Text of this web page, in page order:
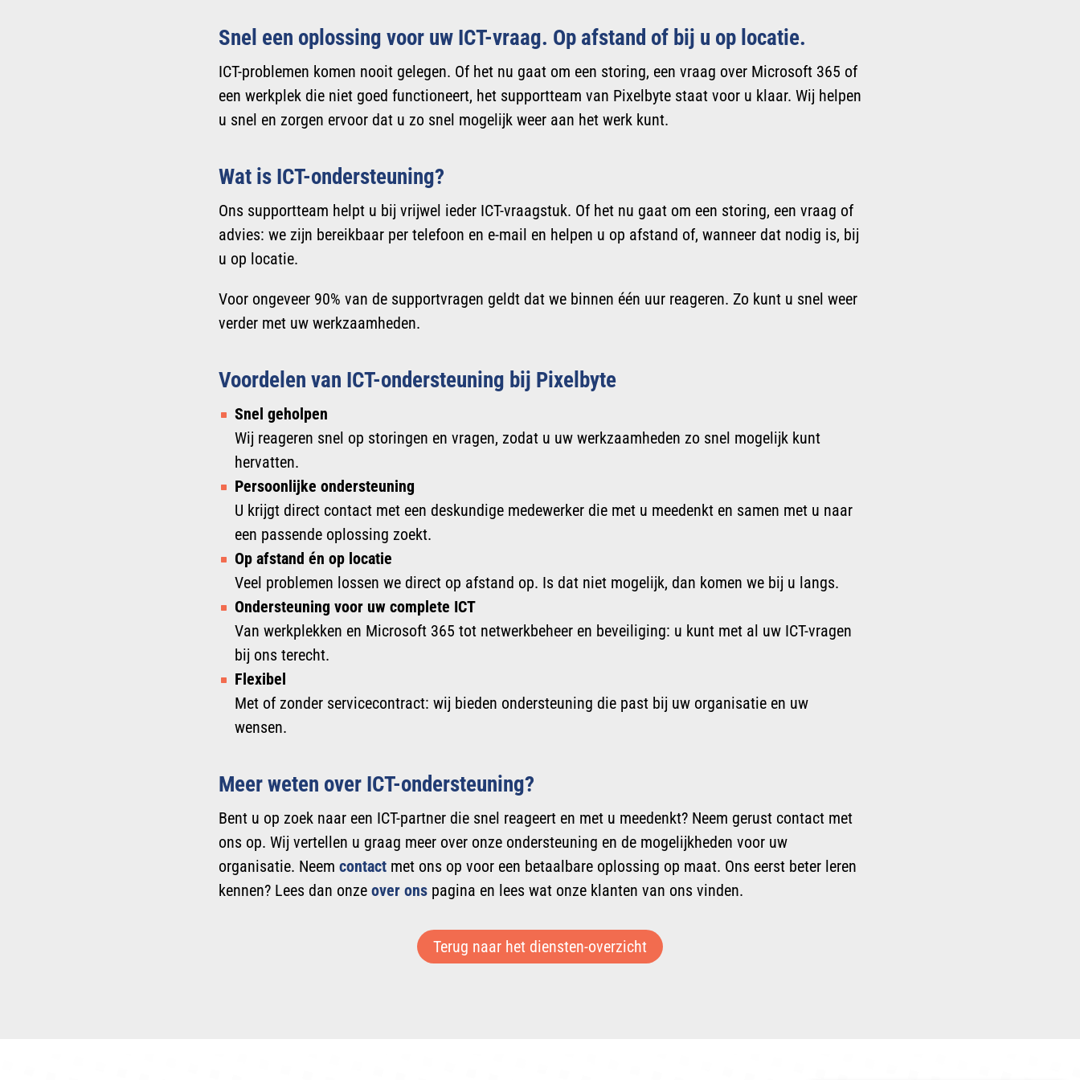
Snel een oplossing voor uw ICT-vraag. Op afstand of bij u op locatie.
ICT-problemen komen nooit gelegen. Of het nu gaat om een storing, een vraag over Microsoft 365 of
een werkplek die niet goed functioneert, het supportteam van Pixelbyte staat voor u klaar. Wij helpen
u snel en zorgen ervoor dat u zo snel mogelijk weer aan het werk kunt.
Wat is ICT-ondersteuning?
Ons supportteam helpt u bij vrijwel ieder ICT-vraagstuk. Of het nu gaat om een storing, een vraag of
advies: we zijn bereikbaar per telefoon en e-mail en helpen u op afstand of, wanneer dat nodig is, bij
u op locatie.
Voor ongeveer 90% van de supportvragen geldt dat we binnen één uur reageren. Zo kunt u snel weer
verder met uw werkzaamheden.
Voordelen van ICT-ondersteuning bij Pixelbyte
Snel geholpen
Wij reageren snel op storingen en vragen, zodat u uw werkzaamheden zo snel mogelijk kunt
hervatten.
Persoonlijke ondersteuning
U krijgt direct contact met een deskundige medewerker die met u meedenkt en samen met u naar
een passende oplossing zoekt.
Op afstand én op locatie
Veel problemen lossen we direct op afstand op. Is dat niet mogelijk, dan komen we bij u langs.
Ondersteuning voor uw complete ICT
Van werkplekken en Microsoft 365 tot netwerkbeheer en beveiliging: u kunt met al uw ICT-vragen
bij ons terecht.
Flexibel
Met of zonder servicecontract: wij bieden ondersteuning die past bij uw organisatie en uw
wensen.
Meer weten over ICT-ondersteuning?
Bent u op zoek naar een ICT-partner die snel reageert en met u meedenkt? Neem gerust contact met
ons op. Wij vertellen u graag meer over onze ondersteuning en de mogelijkheden voor uw
organisatie. Neem contact met ons op voor een betaalbare oplossing op maat. Ons eerst beter leren
kennen? Lees dan onze over ons pagina en lees wat onze klanten van ons vinden.
Terug naar het diensten-overzicht